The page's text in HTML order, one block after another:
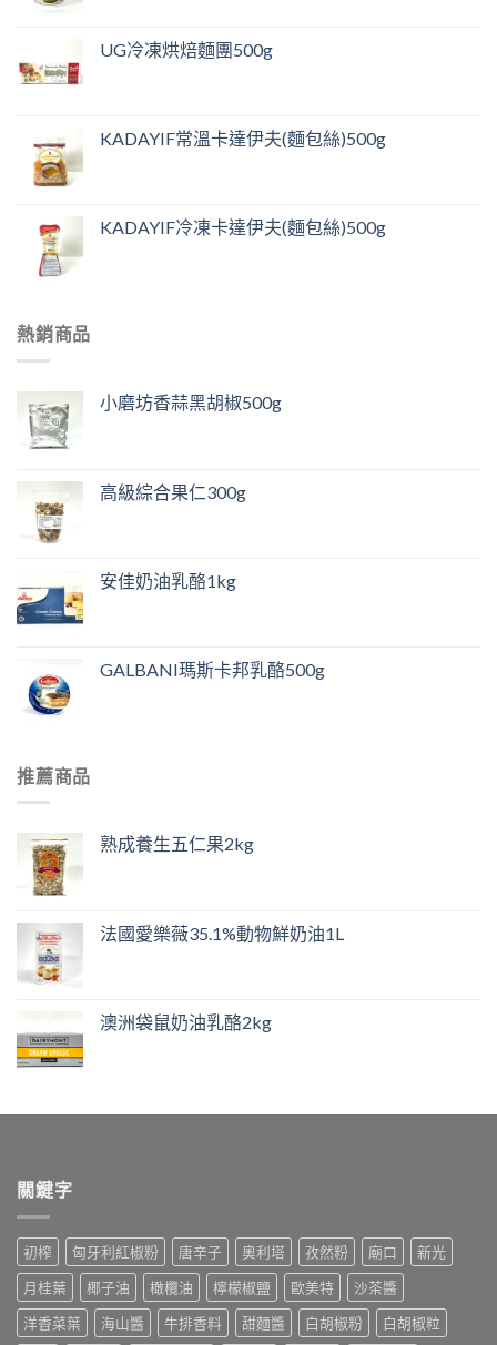
UG冷凍烘焙麵團500g
KADAYIF常溫卡達伊夫(麵包絲)500g
KADAYIF冷凍卡達伊夫(麵包絲)500g
熱銷商品
小磨坊香蒜黑胡椒500g
高級綜合果仁300g
安佳奶油乳酪1kg
GALBANI瑪斯卡邦乳酪500g
推薦商品
熟成養生五仁果2kg
法國愛樂薇35.1%動物鮮奶油1L
澳洲袋鼠奶油乳酪2kg
關鍵字
初榨 匈牙利紅椒粉 唐辛子 奧利塔 孜然粉 廟口
新光
月桂葉
椰子油 橄欖油 檸檬椒鹽 歐美特
沙茶醬
洋香菜葉
海山醬 牛排香料 甜麵醬 白胡椒粉 白胡椒粒